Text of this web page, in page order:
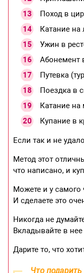
Поход в
Катание на
Ужин в
Абонемент
Путевка
Поездка в
Катание на
Купание в
Если так и не
Метод этот
что написано, и
Можете и у самого
И сделаете это
Никогда не
Вкладывайте в
Дарите то, что
Что подарить